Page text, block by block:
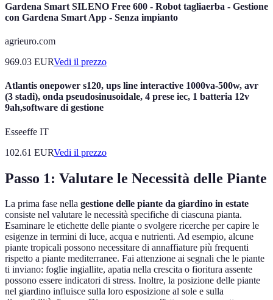
Gardena Smart SILENO Free 600 - Robot tagliaerba - Gestione
con Gardena Smart App - Senza impianto
agrieuro.com
969.03 EURVedi il prezzo
Atlantis onepower s120, ups line interactive 1000va-500w, avr
(3 stadi), onda pseudosinusoidale, 4 prese iec, 1 batteria 12v
9ah,software di gestione
Esseeffe IT
102.61 EURVedi il prezzo
Passo 1: Valutare le Necessità delle Piante
La prima fase nella gestione delle piante da giardino in estate
consiste nel valutare le necessità specifiche di ciascuna pianta.
Esaminare le etichette delle piante o svolgere ricerche per capire le
esigenze in termini di luce, acqua e nutrienti. Ad esempio, alcune
piante tropicali possono necessitare di annaffiature più frequenti
rispetto a piante mediterranee. Fai attenzione ai segnali che le piante
ti inviano: foglie ingiallite, apatia nella crescita o fioritura assente
possono essere indicatori di stress. Inoltre, la posizione delle piante
nel giardino influisce sulla loro esposizione al sole e sulla